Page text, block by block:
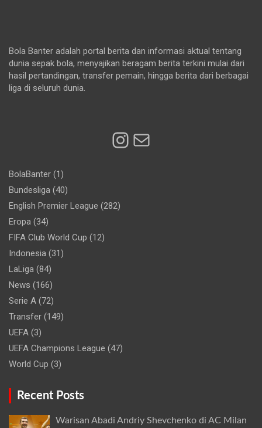
Bola Banter adalah portal berita dan informasi aktual tentang
dunia sepak bola, menyajikan beragam berita terkini mulai dari
hasil pertandingan, transfer pemain, hingga berita dari berbagai
liga di seluruh dunia.
Instagram
Mail
BolaBanter (1)
Bundesliga (40)
English Premier League (282)
Eropa (34)
FIFA Club World Cup (12)
Indonesia (31)
LaLiga (84)
News (166)
Serie A (72)
Transfer (149)
UEFA (3)
UEFA Champions League (47)
World Cup (3)
Recent Posts
Warisan Abadi Andriy Shevchenko di AC Milan